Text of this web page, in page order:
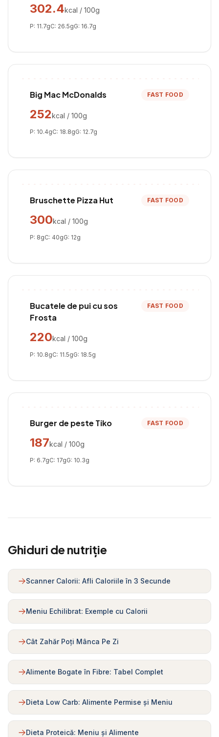
302.4kcal / 100g
P: 11.7gC: 26.5gG: 16.7g
Big Mac McDonalds FAST FOOD
252kcal / 100g
P: 10.4gC: 18.8gG: 12.7g
Bruschette Pizza Hut FAST FOOD
300kcal / 100g
P: 8gC: 40gG: 12g
Bucatele de pui cu sos
Frosta
FAST FOOD
220kcal / 100g
P: 10.8gC: 11.5gG: 18.5g
Burger de peste Tiko FAST FOOD
187kcal / 100g
P: 6.7gC: 17gG: 10.3g
Ghiduri de nutriție
Scanner Calorii: Afli Caloriile în 3 Secunde
Meniu Echilibrat: Exemple cu Calorii
Cât Zahăr Poți Mânca Pe Zi
Alimente Bogate în Fibre: Tabel Complet
Dieta Low Carb: Alimente Permise și Meniu
Dieta Proteică: Meniu și Alimente